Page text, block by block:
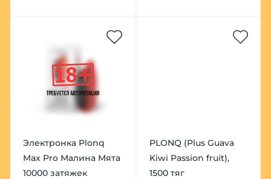
Электронка Plonq
Max Pro Малина Мята
10000 затяжек
PLONQ (Plus Guava
Kiwi Passion fruit),
1500 тяг